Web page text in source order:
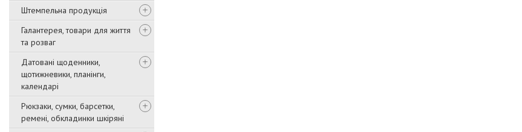
Штемпельна продукція
Галантерея, товари для життя
та розваг
Датовані щоденники,
щотижневики, планінги,
календарі
Рюкзаки, сумки, барсетки,
ремені, обкладинки шкіряні